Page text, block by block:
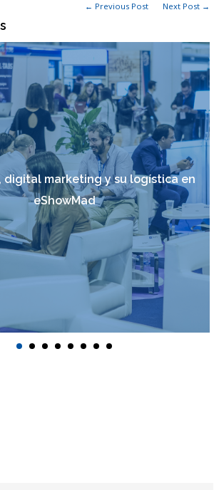
← Previous Post Next Post →
digital marketing y su logística en
eShowMad